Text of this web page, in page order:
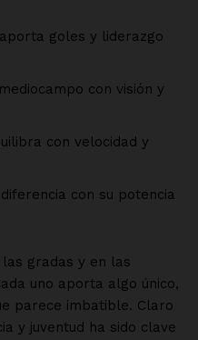
goles y liderazgo
con visión y
con velocidad y
con su potencia
gradas y en las
uno aporta algo único,
parece imbatible. Claro
y juventud ha sido clave